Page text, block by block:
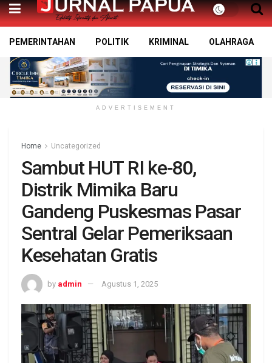
PEMERINTAHAN POLITIK KRIMINAL OLAHRAGA
ADVERTISEMENT
Home Uncategorized
Sambut HUT RI ke-80,
Distrik Mimika Baru
Gandeng Puskesmas Pasar
Sentral Gelar Pemeriksaan
Kesehatan Gratis
by admin Agustus 1, 2025